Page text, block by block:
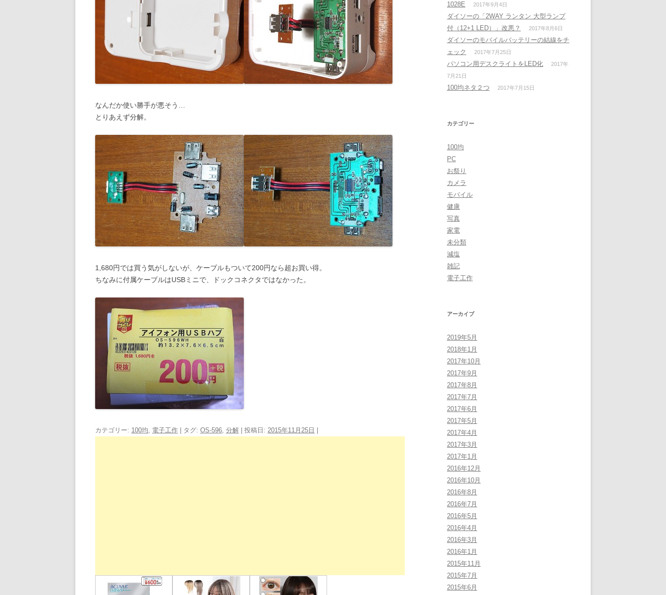
なんだか使い勝手が悪そう…
とりあえず分解。
1,680円では買う気がしないが、ケーブルもついて200円なら超お買い得。
ちなみに付属ケーブルはUSBミニで、ドックコネクタではなかった。
カテゴリー: 100均, 電子工作 | タグ: OS-596, 分解 | 投稿日: 2015年11月25日
1028E
2017年9月4日
ダイソーの「2WAY ランタン 大型ランプ
付（12+1 LED）」改悪？
2017年8月6日
ダイソーのモバイルバッテリーの結線をチ
ェック
2017年7月25日
パソコン用デスクライトをLED化
2017年
7月21日
100均ネタ２つ 2017年7月15日
カテゴリー
100均
PC
お祭り
カメラ
モバイル
健康
写真
家電
未分類
減塩
雑記
電子工作
アーカイブ
2019年5月
2018年1月
2017年10月
2017年9月
2017年8月
2017年7月
2017年6月
2017年5月
2017年4月
2017年3月
2017年1月
2016年12月
2016年10月
2016年8月
2016年7月
2016年5月
2016年4月
2016年3月
2016年1月
2015年11月
2015年7月
2015年6月